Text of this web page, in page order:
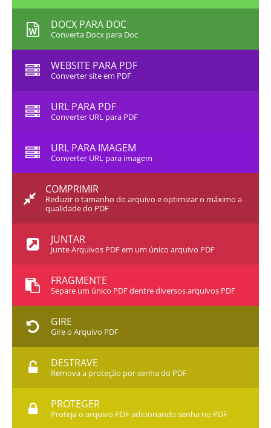
DOCX PARA DOC
Converta Docx para Doc
WEBSITE PARA PDF
Converter site em PDF
URL PARA PDF
Converter URL para PDF
URL PARA IMAGEM
Converter URL para imagem
COMPRIMIR
Reduzir o tamanho do arquivo e optimizar o máximo a
qualidade do PDF
JUNTAR
Junte Arquivos PDF em um único arquivo PDF
FRAGMENTE
Separe um único PDF dentre diversos arquivos PDF
GIRE
Gire o Arquivo PDF
DESTRAVE
Remova a proteção por senha do PDF
PROTEGER
Proteja o arquivo PDF adicionando senha no PDF